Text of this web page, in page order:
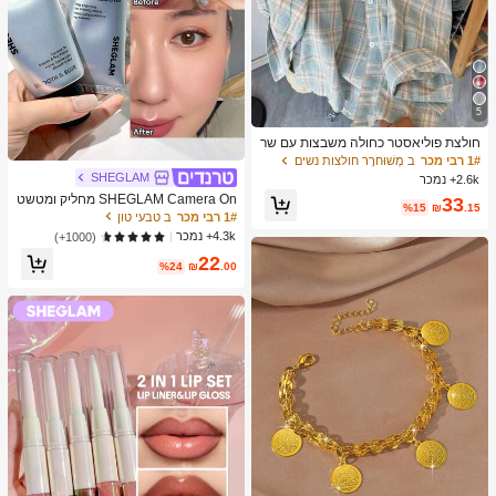
5
חולצת פוליאסטר כחולה משבצות עם שר
וול ארוך וכפתורים מקדימה לנשים, גזרה
רגילה, בגדי אביב, סגנון קליל
1# רבי מכר
ב מְשׁוּחרָר חולצות נשים
2.6k+ נמכר
₪33.15
%15
SHEGLAM
SHEGLAM Camera On מחליק ומטשט
ש פריימר מותג יופי קוסמטיקה איפור לנש
ים ולנערות
1# רבי מכר
ב טבעי טון
4.3k+ נמכר
(1000+)
₪22.00
%24